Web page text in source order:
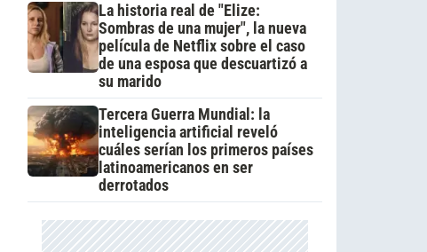
La historia real de "Elize:
Sombras de una mujer", la nueva
película de Netflix sobre el caso
de una esposa que descuartizó a
su marido
Tercera Guerra Mundial: la
inteligencia artificial reveló
cuáles serían los primeros países
latinoamericanos en ser
derrotados